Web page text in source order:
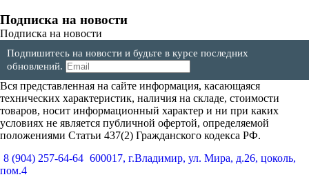
Подписка на новости
Подписка на новости
Подпишитесь на новости и будьте в курсе последних
обновлений.
Вся представленная на сайте информация, касающаяся
технических характеристик, наличия на складе, стоимости
товаров, носит информационный характер и ни при каких
условиях не является публичной офертой, определяемой
положениями Статьи 437(2) Гражданского кодекса РФ.
8 (904) 257-64-64 600017, г.Владимир, ул. Мира, д.26, цоколь,
пом.4